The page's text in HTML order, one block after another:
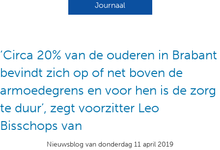
Journaal
‘Circa 20% van de ouderen in Brabant
bevindt zich op of net boven de
armoedegrens en voor hen is de zorg
te duur’, zegt voorzitter Leo
Bisschops van
Nieuwsblog van donderdag 11 april 2019